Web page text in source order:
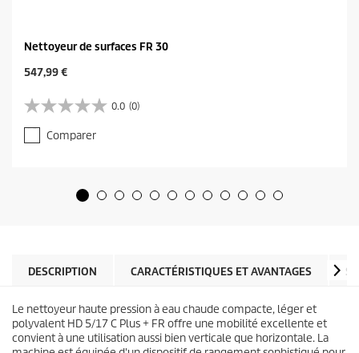
Nettoyeur de surfaces FR 30
C
r
e
n
p
c
e
547,99 €
0.0 (0)
0
.
0
Comparer
DESCRIPTION CARACTÉRISTIQUES ET AVANTAGES
Le nettoyeur haute pression à eau chaude compacte, léger et
polyvalent HD 5/17 C Plus + FR offre une mobilité excellente et
convient à une utilisation aussi bien verticale que horizontale. La